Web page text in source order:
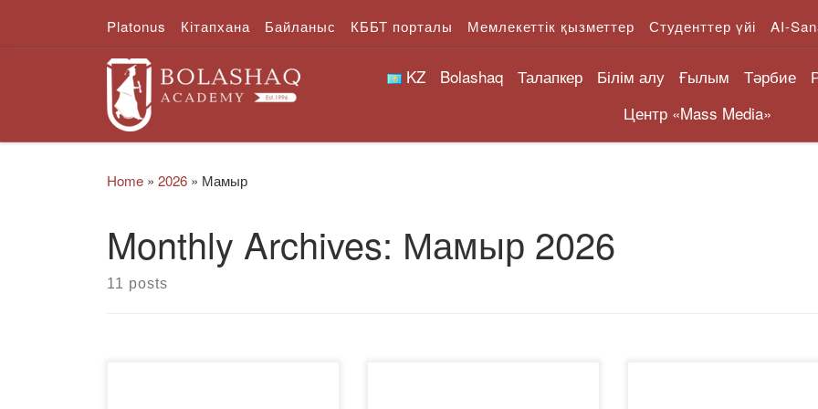
Skip to contentPlatonus Кітапхана Байланыс КББТ порталы Мемлекеттік қызметтер Студенттер үйі AI-
KZ Bolashaq Талапкер Білім алу Ғылым Тәрбие
Центр «Mass Media»
Home » 2026 » Мамыр
Monthly Archives: Мамыр 2026
11 posts